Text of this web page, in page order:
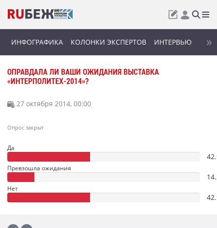
ИНФОГРАФИКА КОЛОНКИ ЭКСПЕРТОВ ИНТЕРВЬЮ
ОПРАВДАЛА ЛИ ВАШИ ОЖИДАНИЯ ВЫСТАВКА
«ИНТЕРПОЛИТЕХ-2014»?
27 октября 2014, 00:00
Опрос закрыт
Да
Превзошла ожидания
Нет